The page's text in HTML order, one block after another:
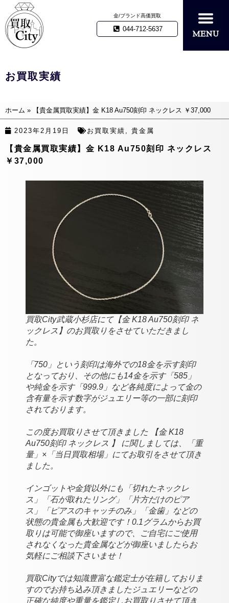
金/ブランド高価買取
044-712-5637
お買取実績
ホーム » 【貴金属買取実績】金 K18 Au750刻印 ネックレス ￥37,000
2023年2月19日 お買取実績 貴金属
【貴金属買取実績】金 K18 Au750刻印 ネックレス
￥37,000
買取City武蔵小杉店にて【金 K18 Au750刻印 ネ
ックレス】のお買取りをさせていただきまし
た。
「750」という刻印は海外での18金を示す刻印
となっており、その他にも14金を示す「585」
や純金を示す「999.9」など各純度によって金の
含有量を示す数字がジュエリー等の一部に刻印
されております。
この度お買取りさせて頂きました 【金 K18
Au750刻印 ネックレス 】 に関しましては、「重
量」×「当日買取相場」にてお取引をさせて頂き
ました。
インゴットや金貨以外にも「切れたネックレ
ス」「石が取れたリング」「片方だけのピア
ス」「ピアスのキャッチのみ」「金歯」などの
状態の貴金属も大歓迎です！0.1グラムからお買
取りは可能で御座いますので、ご自宅にご使用
されなくなった貴金属などが御座いましたらお
気軽にご相談下さいませ！
買取Cityでは知識豊富な鑑定士が在籍しておりま
すのでお持ち込み頂きましたジュエリーなどの
正確な純度や重量を鑑定しお買取りさせて頂き